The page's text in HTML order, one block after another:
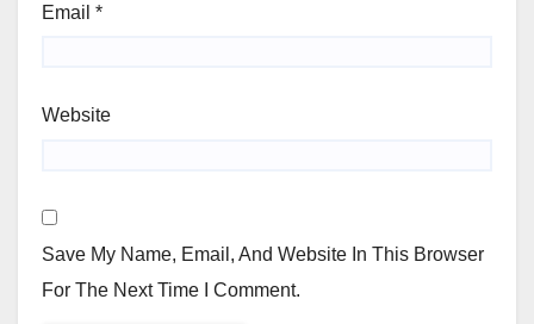
Email *
Website
Save My Name, Email, And Website In This Browser
For The Next Time I Comment.